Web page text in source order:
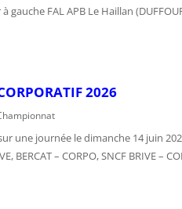
gauche FAL APB Le Haillan
2026
une journée le dimanche 14 juin
BERCAT – CORPO, SNCF BRIVE –